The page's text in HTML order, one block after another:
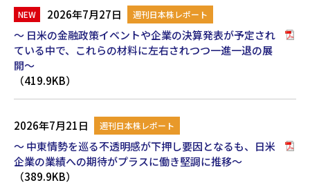
2026年7月27日 週刊日本株レポート
～ 日米の金融政策イベントや企業の決算発表が予定され
ている中で、これらの材料に左右されつつ一進一退の展
開～
（419.9KB）
2026年7月21日 週刊日本株レポート
～ 中東情勢を巡る不透明感が下押し要因となるも、日米
企業の業績への期待がプラスに働き堅調に推移～
（389.9KB）